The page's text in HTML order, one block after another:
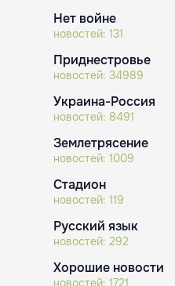
Нет войне
новостей: 131
Приднестровье
новостей: 34989
Украина-Россия
новостей: 8491
Землетрясение
новостей: 1009
Стадион
новостей: 119
Русский язык
новостей: 292
Хорошие новости
новостей: 1721